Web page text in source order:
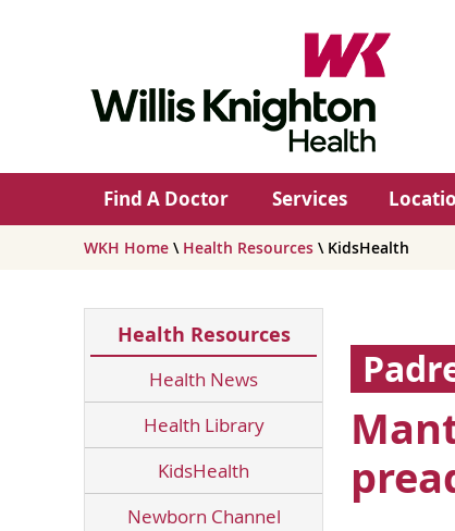
Find A Doctor Services
WKH Home \ Health Resources \ KidsHealth
Health Resources
Health News
Health Library
KidsHealth
Newborn Channel